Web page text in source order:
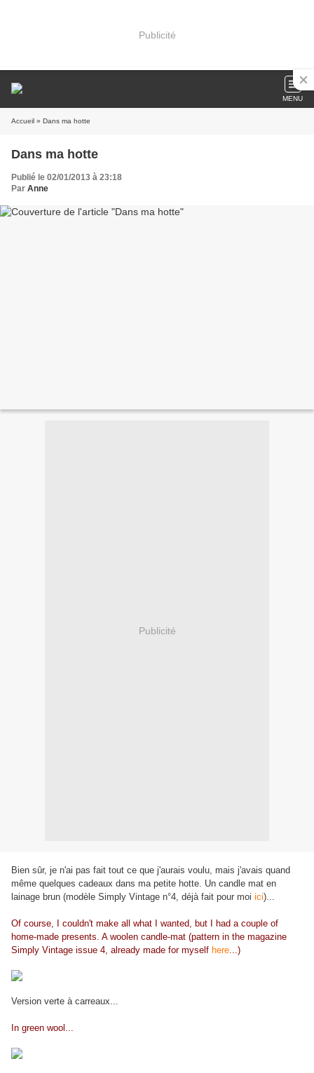
Publicité
MENU
Accueil » Dans ma hotte
Dans ma hotte
Publié le 02/01/2013 à 23:18
Par Anne
Publicité
Bien sûr, je n'ai pas fait tout ce que j'aurais voulu, mais j'avais quand
même quelques cadeaux dans ma petite hotte. Un candle mat en
lainage brun (modèle Simply Vintage n°4, déjà fait pour moi ici)...
Of course, I couldn't make all what I wanted, but I had a couple of
home-made presents. A woolen candle-mat (pattern in the magazine
Simply Vintage issue 4, already made for myself here...)
Version verte à carreaux...
In green wool...